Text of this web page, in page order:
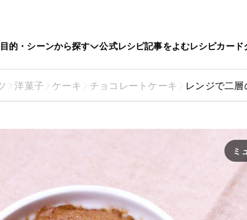
目的・シーンから探す 公式レシピ記事をよむレシピカード
洋菓子 ケーキ チョコレートケーキ レンジで二
ミ